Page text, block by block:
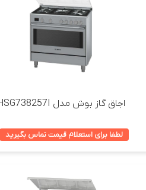
اجاق گاز بوش مدل HSG738257I
لطفا برای استعلام قیمت تماس بگیرید